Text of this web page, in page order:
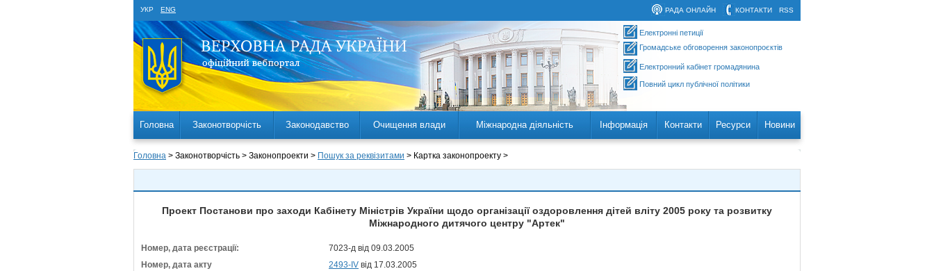
УКР ENG RSS
КОНТАКТИ
РАДА ОНЛАЙН
Електронні петиції
Громадське обговорення законопроєктів
Електронний кабінет громадянина
Повний цикл публічної політики
Головна Законотворчість Законодавство Очищення влади Міжнародна діяльність Інформація Контакти Ресурси Новини
Головна > Законотворчість > Законопроекти > Пошук за реквізитами > Картка законопроекту >
Проект Постанови про заходи Кабінету Міністрів України щодо організації оздоровлення дітей вліту 2005 року та розвитку
Міжнародного дитячого центру "Артек"
Номер, дата реєстрації:
7023-д від 09.03.2005
Номер, дата акту
2493-IV від 17.03.2005